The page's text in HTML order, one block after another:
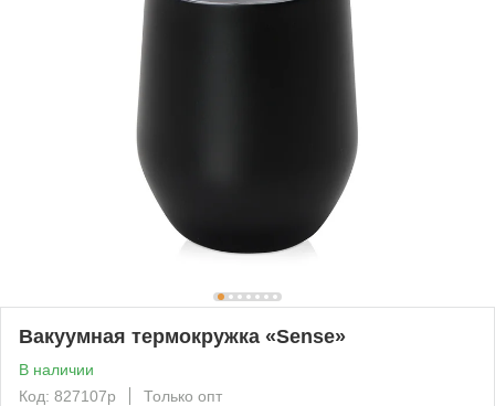
Вакуумная термокружка «Sense»
В наличии
Код: 827107p
Только опт